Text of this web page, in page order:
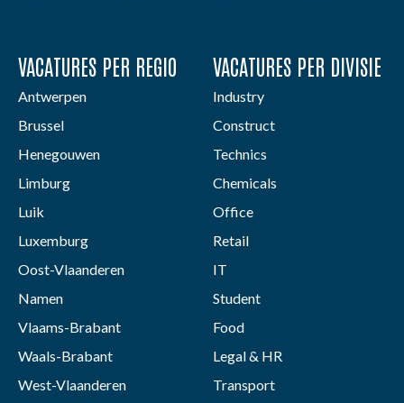
VACATURES PER REGIO
Antwerpen
Brussel
Henegouwen
Limburg
Luik
Luxemburg
Oost-Vlaanderen
Namen
Vlaams-Brabant
Waals-Brabant
West-Vlaanderen
VACATURES PER DIVISIE
Industry
Construct
Technics
Chemicals
Office
Retail
IT
Student
Food
Legal & HR
Transport